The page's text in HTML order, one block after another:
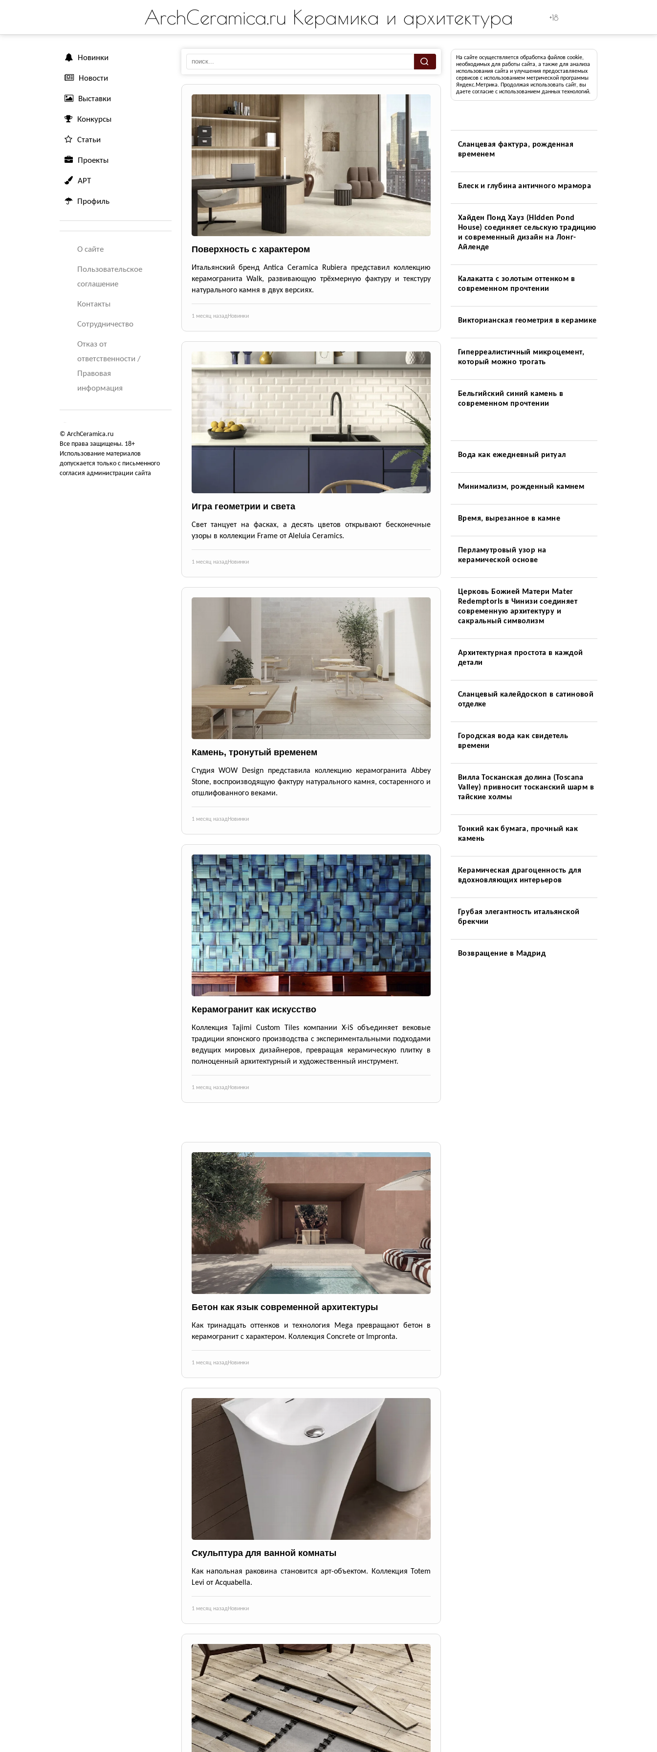
ArchCeramica.ru Керамика и архитектура +18
Новинки
Новости
Выставки
Конкурсы
Статьи
Проекты
АРТ
Профиль
О сайте
Пользовательское
соглашение
Контакты
Сотрудничество
Отказ от
ответственности /
Правовая
информация
© ArchCeramica.ru
Все права защищены. 18+
Использование материалов
допускается только с письменного
согласия администрации сайта
Поверхность с характером
Итальянский бренд Antica Ceramica Rubiera представил коллекцию
керамогранита Walk, развивающую трёхмерную фактуру и текстуру
натурального камня в двух версиях.
1 месяц назадНовинки
Игра геометрии и света
Свет танцует на фасках, а десять цветов открывают бесконечные
узоры в коллекции Frame от Aleluia Ceramics.
1 месяц назадНовинки
Камень, тронутый временем
Студия WOW Design представила коллекцию керамогранита Abbey
Stone, воспроизводящую фактуру натурального камня, состаренного и
отшлифованного веками.
1 месяц назадНовинки
Керамогранит как искусство
Коллекция Tajimi Custom Tiles компании X-iS объединяет вековые
традиции японского производства с экспериментальными подходами
ведущих мировых дизайнеров, превращая керамическую плитку в
полноценный архитектурный и художественный инструмент.
1 месяц назадНовинки
Бетон как язык современной архитектуры
Как тринадцать оттенков и технология Mega превращают бетон в
керамогранит с характером. Коллекция Concrete от Impronta.
1 месяц назадНовинки
Скульптура для ванной комнаты
Как напольная раковина становится арт-объектом. Коллекция Totem
Levi от Acquabella.
1 месяц назадНовинки
На сайте осуществляется обработка файлов cookie,
необходимых для работы сайта, а также для анализа
использования сайта и улучшения предоставляемых
сервисов с использованием метрической программы
Яндекс.Метрика. Продолжая использовать сайт, вы
даете согласие с использованием данных технологий.
Сланцевая фактура, рожденная
временем
Блеск и глубина античного мрамора
Хайден Понд Хауз (Hidden Pond
House) соединяет сельскую традицию
и современный дизайн на Лонг-
Айленде
Калакатта с золотым оттенком в
современном прочтении
Викторианская геометрия в керамике
Гиперреалистичный микроцемент,
который можно трогать
Бельгийский синий камень в
современном прочтении
Вода как ежедневный ритуал
Минимализм, рожденный камнем
Время, вырезанное в камне
Перламутровый узор на
керамической основе
Церковь Божией Матери Mater
Redemptoris в Чинизи соединяет
современную архитектуру и
сакральный символизм
Архитектурная простота в каждой
детали
Сланцевый калейдоскоп в сатиновой
отделке
Городская вода как свидетель
времени
Вилла Тосканская долина (Toscana
Valley) привносит тосканский шарм в
тайские холмы
Тонкий как бумага, прочный как
камень
Керамическая драгоценность для
вдохновляющих интерьеров
Грубая элегантность итальянской
брекчии
Возвращение в Мадрид